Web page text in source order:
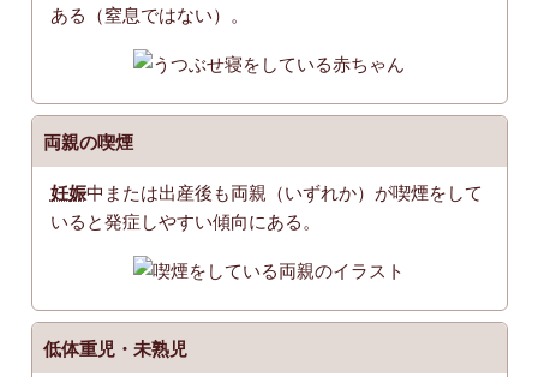
ある（窒息ではない）。
両親の喫煙
妊娠中または出産後も両親（いずれか）が喫煙をして
いると発症しやすい傾向にある。
低体重児・未熟児